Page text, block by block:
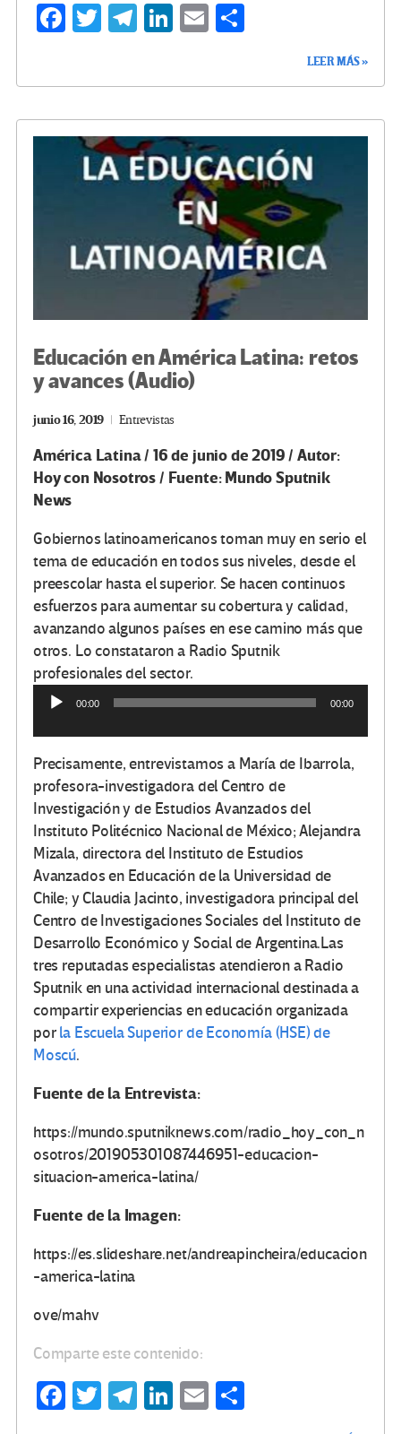
Fa
o
T
Te
m
Li
n
E
ar
tir
LEER MÁS »
Educación en América Latina: retos
y avances (Audio)
junio 16, 2019 Entrevistas
América Latina / 16 de junio de 2019 / Autor:
Hoy con Nosotros / Fuente: Mundo Sputnik
News
Gobiernos latinoamericanos toman muy en serio el
tema de educación en todos sus niveles, desde el
preescolar hasta el superior. Se hacen continuos
esfuerzos para aumentar su cobertura y calidad,
avanzando algunos países en ese camino más que
otros. Lo constataron a Radio Sputnik
profesionales del sector.
Reproductor
de
audio
00:00 00:00
Precisamente, entrevistamos a María de Ibarrola,
profesora-investigadora del Centro de
Investigación y de Estudios Avanzados del
Instituto Politécnico Nacional de México; Alejandra
Mizala, directora del Instituto de Estudios
Avanzados en Educación de la Universidad de
Chile; y Claudia Jacinto, investigadora principal del
Centro de Investigaciones Sociales del Instituto de
Desarrollo Económico y Social de Argentina.Las
tres reputadas especialistas atendieron a Radio
Sputnik en una actividad internacional destinada a
compartir experiencias en educación organizada
porla Escuela Superior de Economía (HSE) de
Moscú.
Fuente de la Entrevista:
https://mundo.sputniknews.com/radio_hoy_con_n
osotros/201905301087446951-educacion-
situacion-america-latina/
Fuente de la Imagen:
https://es.slideshare.net/andreapincheira/educacion
-america-latina
ove/mahv
Comparte este contenido:
Fa T
Te Li
E